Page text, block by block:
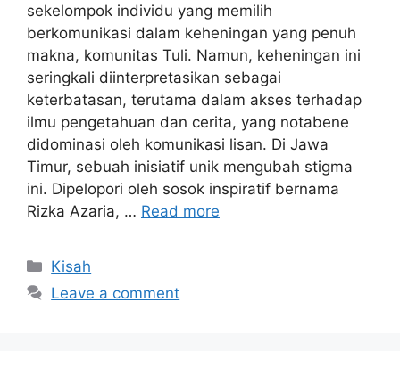
sekelompok individu yang memilih
berkomunikasi dalam keheningan yang penuh
makna, komunitas Tuli. Namun, keheningan ini
seringkali diinterpretasikan sebagai
keterbatasan, terutama dalam akses terhadap
ilmu pengetahuan dan cerita, yang notabene
didominasi oleh komunikasi lisan. Di Jawa
Timur, sebuah inisiatif unik mengubah stigma
ini. Dipelopori oleh sosok inspiratif bernama
Rizka Azaria, … Read more
Categories
Kisah
Leave a comment